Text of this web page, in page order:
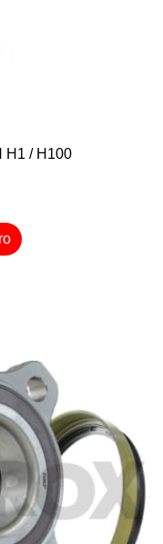
H1 / H100